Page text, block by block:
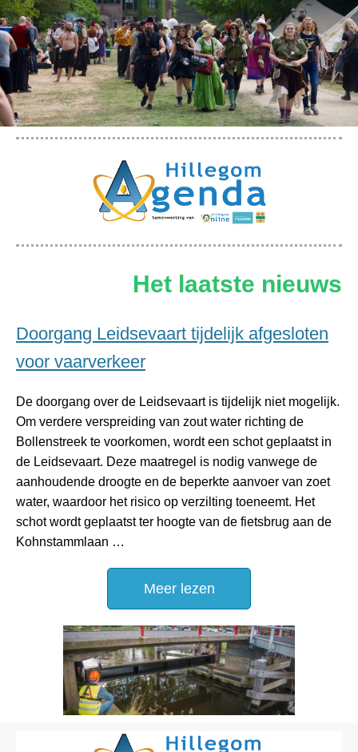
Het laatste nieuws
Doorgang Leidsevaart tijdelijk afgesloten
voor vaarverkeer
De doorgang over de Leidsevaart is tijdelijk niet mogelijk.
Om verdere verspreiding van zout water richting de
Bollenstreek te voorkomen, wordt een schot geplaatst in
de Leidsevaart. Deze maatregel is nodig vanwege de
aanhoudende droogte en de beperkte aanvoer van zoet
water, waardoor het risico op verzilting toeneemt. Het
schot wordt geplaatst ter hoogte van de fietsbrug aan de
Kohnstammlaan …
Meer lezen